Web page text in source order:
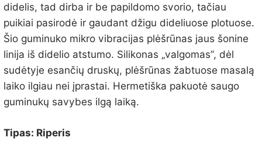
didelis, tad dirba ir be papildomo svorio, tačiau
puikiai pasirodė ir gaudant džigu dideliuose plotuose.
Šio guminuko mikro vibracijas plėšrūnas jaus šonine
linija iš didelio atstumo. Silikonas „valgomas”, dėl
sudėtyje esančių druskų, plėšrūnas žabtuose masalą
laiko ilgiau nei įprastai. Hermetiška pakuotė saugo
guminukų savybes ilgą laiką.
Tipas: Riperis